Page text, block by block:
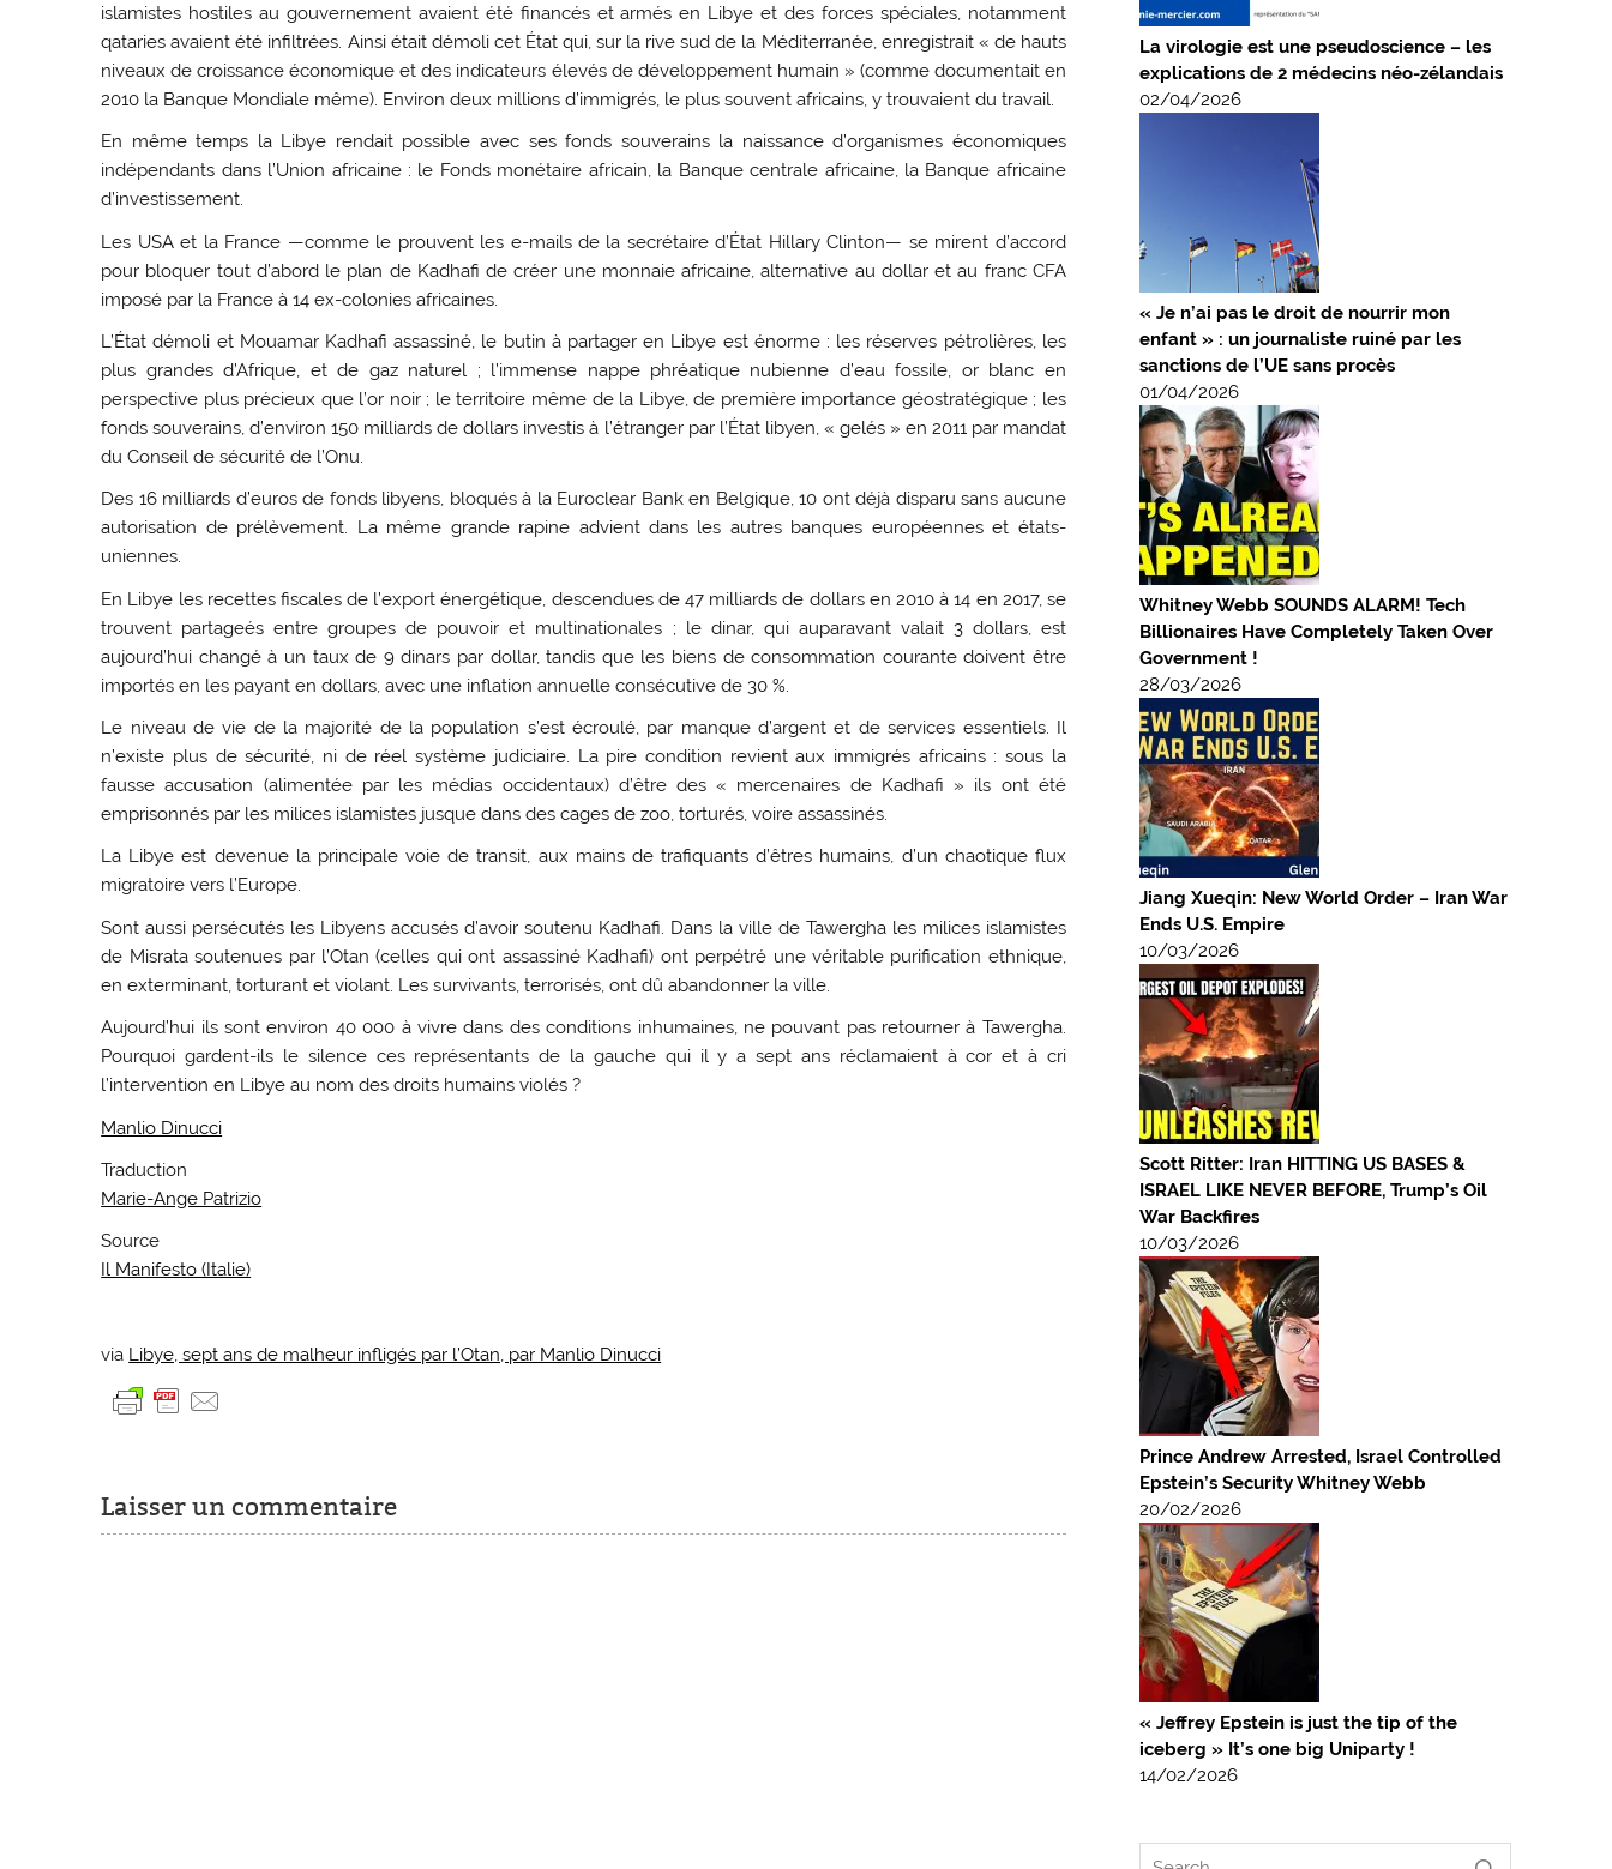
islamistes hostiles au gouvernement avaient été financés et armés en Libye et des forces spéciales, notamment
qataries avaient été infiltrées. Ainsi était démoli cet État qui, sur la rive sud de la Méditerranée, enregistrait « de hauts
niveaux de croissance économique et des indicateurs élevés de développement humain » (comme documentait en
2010 la Banque Mondiale même). Environ deux millions d’immigrés, le plus souvent africains, y trouvaient du travail.
En même temps la Libye rendait possible avec ses fonds souverains la naissance d’organismes économiques
indépendants dans l’Union africaine : le Fonds monétaire africain, la Banque centrale africaine, la Banque africaine
d’investissement.
Les USA et la France —comme le prouvent les e-mails de la secrétaire d’État Hillary Clinton— se mirent d’accord
pour bloquer tout d’abord le plan de Kadhafi de créer une monnaie africaine, alternative au dollar et au franc CFA
imposé par la France à 14 ex-colonies africaines.
L’État démoli et Mouamar Kadhafi assassiné, le butin à partager en Libye est énorme : les réserves pétrolières, les
plus grandes d’Afrique, et de gaz naturel ; l’immense nappe phréatique nubienne d’eau fossile, or blanc en
perspective plus précieux que l’or noir ; le territoire même de la Libye, de première importance géostratégique ; les
fonds souverains, d’environ 150 milliards de dollars investis à l’étranger par l’État libyen, « gelés » en 2011 par mandat
du Conseil de sécurité de l’Onu.
Des 16 milliards d’euros de fonds libyens, bloqués à la Euroclear Bank en Belgique, 10 ont déjà disparu sans aucune
autorisation de prélèvement. La même grande rapine advient dans les autres banques européennes et états-
uniennes.
En Libye les recettes fiscales de l’export énergétique, descendues de 47 milliards de dollars en 2010 à 14 en 2017, se
trouvent partageés entre groupes de pouvoir et multinationales ; le dinar, qui auparavant valait 3 dollars, est
aujourd’hui changé à un taux de 9 dinars par dollar, tandis que les biens de consommation courante doivent être
importés en les payant en dollars, avec une inflation annuelle consécutive de 30 %.
Le niveau de vie de la majorité de la population s’est écroulé, par manque d’argent et de services essentiels. Il
n’existe plus de sécurité, ni de réel système judiciaire. La pire condition revient aux immigrés africains : sous la
fausse accusation (alimentée par les médias occidentaux) d’être des « mercenaires de Kadhafi » ils ont été
emprisonnés par les milices islamistes jusque dans des cages de zoo, torturés, voire assassinés.
La Libye est devenue la principale voie de transit, aux mains de trafiquants d’êtres humains, d’un chaotique flux
migratoire vers l’Europe.
Sont aussi persécutés les Libyens accusés d’avoir soutenu Kadhafi. Dans la ville de Tawergha les milices islamistes
de Misrata soutenues par l’Otan (celles qui ont assassiné Kadhafi) ont perpétré une véritable purification ethnique,
en exterminant, torturant et violant. Les survivants, terrorisés, ont dû abandonner la ville.
Aujourd’hui ils sont environ 40 000 à vivre dans des conditions inhumaines, ne pouvant pas retourner à Tawergha.
Pourquoi gardent-ils le silence ces représentants de la gauche qui il y a sept ans réclamaient à cor et à cri
l’intervention en Libye au nom des droits humains violés ?
Manlio Dinucci
Traduction
Marie-Ange Patrizio
Source
Il Manifesto (Italie)
via Libye, sept ans de malheur infligés par l’Otan, par Manlio Dinucci
Laisser un commentaire
La virologie est une pseudoscience – les
explications de 2 médecins néo-zélandais
02/04/2026
« Je n’ai pas le droit de nourrir mon
enfant » : un journaliste ruiné par les
sanctions de l’UE sans procès
01/04/2026
Whitney Webb SOUNDS ALARM! Tech
Billionaires Have Completely Taken Over
Government !
28/03/2026
Jiang Xueqin: New World Order – Iran War
Ends U.S. Empire
10/03/2026
Scott Ritter: Iran HITTING US BASES &
ISRAEL LIKE NEVER BEFORE, Trump’s Oil
War Backfires
10/03/2026
Prince Andrew Arrested, Israel Controlled
Epstein’s Security Whitney Webb
20/02/2026
« Jeffrey Epstein is just the tip of the
iceberg » It’s one big Uniparty !
14/02/2026